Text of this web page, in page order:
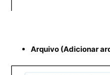
Arquivo (Adicionar